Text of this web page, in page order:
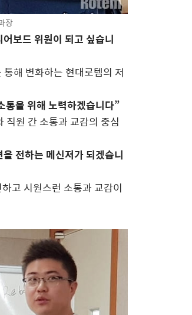
장
보드 위원이 되고 싶습니
해 변화하는 현대로템의 저
통을 위해 노력하겠습니다”
직원 간 소통과 교감의 중심
전하는 메신저가 되겠습니
고 시원스런 소통과 교감이